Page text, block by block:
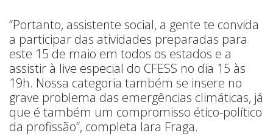
“Portanto, assistente social, a gente te convida
a participar das atividades preparadas para
este 15 de maio em todos os estados e a
assistir à live especial do CFESS no dia 15 às
19h. Nossa categoria também se insere no
grave problema das emergências climáticas, já
que é também um compromisso ético-político
da profissão”, completa Iara Fraga.